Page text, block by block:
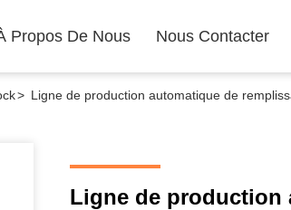
Propos De Nous Nous Contacter
> Ligne de production automatique de
Ligne de production